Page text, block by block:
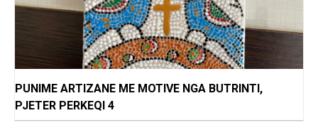
PUNIME ARTIZANE ME MOTIVE NGA BUTRINTI,
PJETER PERKEQI 4